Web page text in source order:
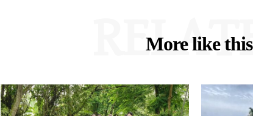
More like this